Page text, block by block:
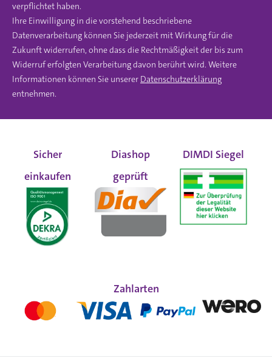
verpflichtet haben.
Ihre Einwilligung in die vorstehend beschriebene
Datenverarbeitung können Sie jederzeit mit Wirkung für die
Zukunft widerrufen, ohne dass die Rechtmäßigkeit der bis zum
Widerruf erfolgten Verarbeitung davon berührt wird. Weitere
Informationen können Sie unserer Datenschutzerklärung
entnehmen.
Sicher
einkaufen
Diashop
geprüft
DIMDI Siegel
Zahlarten